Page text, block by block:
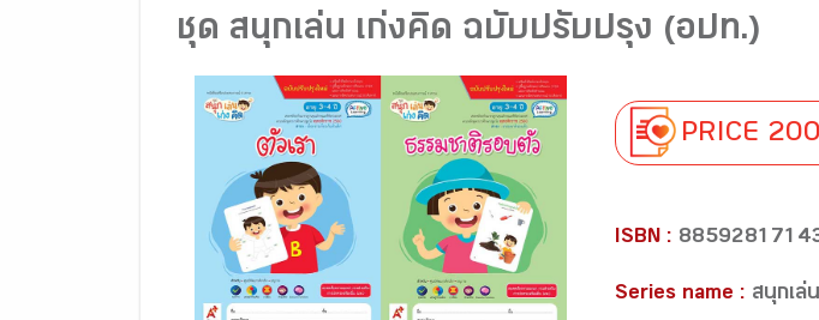
ชุด สนุกเล่น เก่งคิด ฉบับปรับปรุง (อปท.)
PRICE
ISBN :
Series name : สนุกเล่